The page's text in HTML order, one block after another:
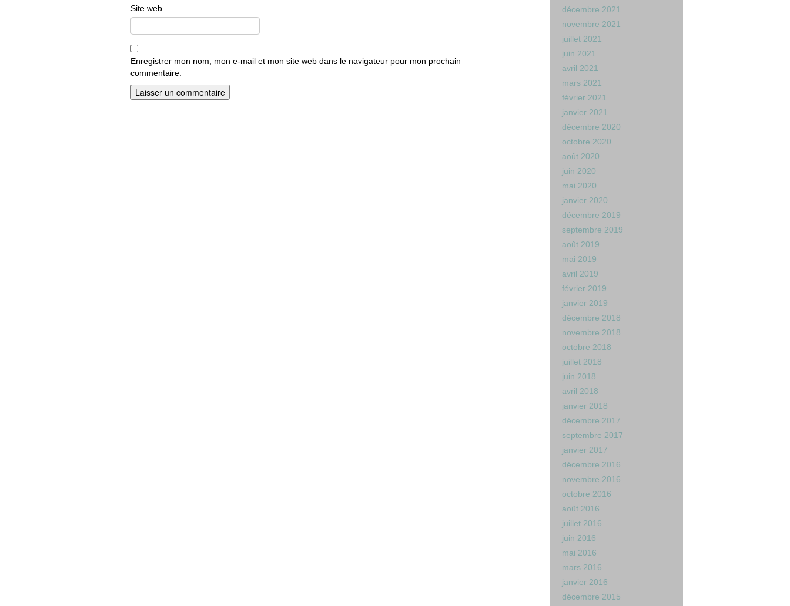
Site web
Enregistrer mon nom, mon e-mail et mon site web dans le navigateur pour mon prochain
commentaire.
décembre 2021
novembre 2021
juillet 2021
juin 2021
avril 2021
mars 2021
février 2021
janvier 2021
décembre 2020
octobre 2020
août 2020
juin 2020
mai 2020
janvier 2020
décembre 2019
septembre 2019
août 2019
mai 2019
avril 2019
février 2019
janvier 2019
décembre 2018
novembre 2018
octobre 2018
juillet 2018
juin 2018
avril 2018
janvier 2018
décembre 2017
septembre 2017
janvier 2017
décembre 2016
novembre 2016
octobre 2016
août 2016
juillet 2016
juin 2016
mai 2016
mars 2016
janvier 2016
décembre 2015